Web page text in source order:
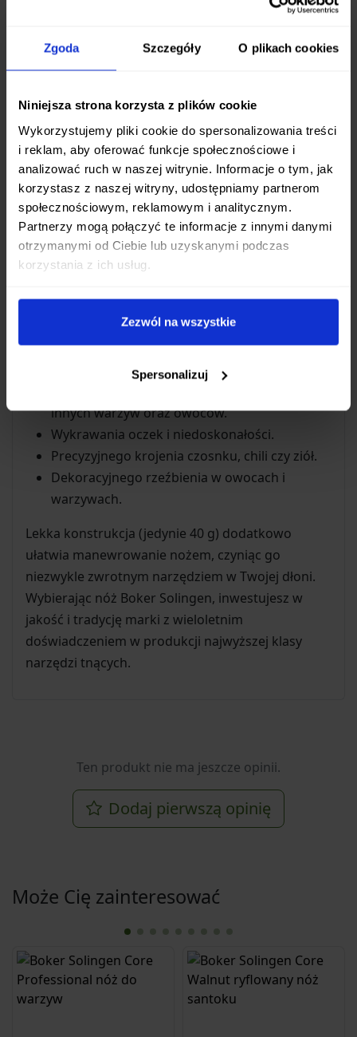
Zgoda Szczegóły O plikach cookies
Niniejsza strona korzysta z plików cookie
Wykorzystujemy pliki cookie do spersonalizowania treści
i reklam, aby oferować funkcje społecznościowe i
analizować ruch w naszej witrynie. Informacje o tym, jak
korzystasz z naszej witryny, udostępniamy partnerom
społecznościowym, reklamowym i analitycznym.
Partnerzy mogą połączyć te informacje z innymi danymi
otrzymanymi od Ciebie lub uzyskanymi podczas
korzystania z ich usług.
Zezwól na wszystkie
Spersonalizuj
Komfort użytkowania jest równie ważny jak
z pięknego, naturalnegodrewna orzechowego.
Materiał ten nie tylko dodaje nożowi
pewny i wygodny chwyt , nawet podczas
długotrwałej pracy. Ergonomiczny kształt rękojeści
idealnie dopasowuje się do dłoni, minimalizując
zmęczenie i zwiększając bezpieczeństwo
użytkowania.
Niezastąpiony Pomocnik w Kuchni
Nóż do obierania Boker Solingen Core Walnut to
ulubionym pomocnikiem przy drobnych pracach
innych warzyw oraz owoców.
Wykrawania oczek i niedoskonałości.
Precyzyjnego krojenia czosnku, chili czy ziół.
Dekoracyjnego rzeźbienia w owocach i
warzywach.
Lekka konstrukcja (jedynie 40 g) dodatkowo
ułatwia manewrowanie nożem, czyniąc go
niezwykle zwrotnym narzędziem w Twojej dłoni.
Wybierając nóż Boker Solingen, inwestujesz w
jakość i tradycję marki z wieloletnim
doświadczeniem w produkcji najwyższej klasy
narzędzi tnących.
Ten produkt nie ma jeszcze opinii.
Dodaj pierwszą opinię
Może Cię zainteresować